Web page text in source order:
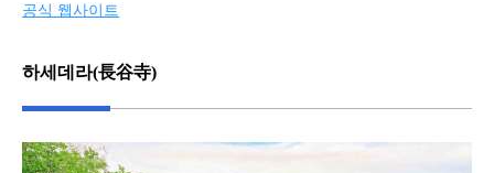
공식 웹사이트
하세데라(長谷寺)